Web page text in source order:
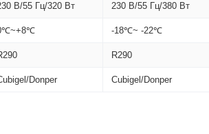
В/55 Гц/320 Вт 230 В/55 Гц/380 Вт
-18℃~ -22℃
R290
Donper Cubigel/Donper